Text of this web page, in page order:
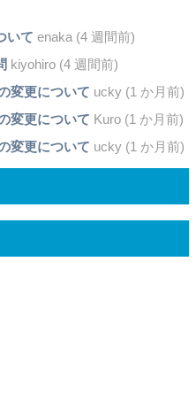
いて enaka (4 週間前)
kiyohiro (4 週間前)
変更について ucky (1 か月前)
変更について Kuro (1 か月前)
変更について ucky (1 か月前)